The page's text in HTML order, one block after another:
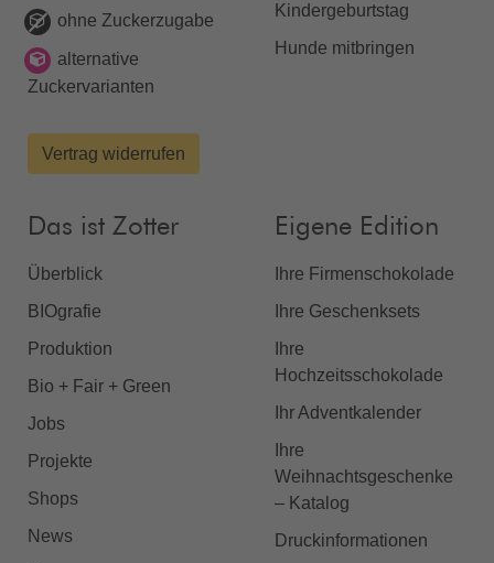
ohne Zuckerzugabe
alternative
Zuckervarianten
Vertrag widerrufen
Kindergeburtstag
Hunde mitbringen
Das ist Zotter
Überblick
BIOgrafie
Produktion
Bio + Fair + Green
Jobs
Projekte
Shops
News
Eigene Edition
Ihre Firmenschokolade
Ihre Geschenksets
Ihre
Hochzeitsschokolade
Ihr Adventkalender
Ihre
Weihnachtsgeschenke
– Katalog
Druckinformationen